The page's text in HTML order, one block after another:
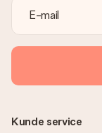
Er fakturaen
Ingen faktura
fakturaen i
MySurprise-
direkte til
overraskelse!
Kunde service